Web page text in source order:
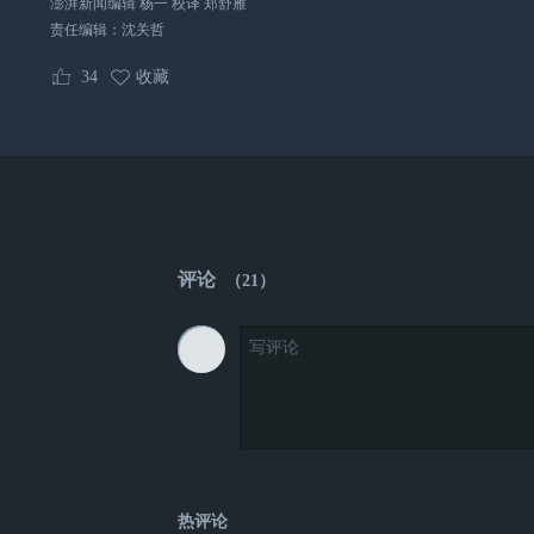
澎湃新闻编辑 杨一 校译 郑舒雁
责任编辑： 沈关哲
34 收藏
评论 （21 ）
热评论